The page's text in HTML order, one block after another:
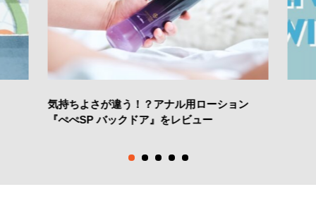
気持ちよさが違う！？アナル用ローション
『ぺぺSP バックドア』をレビュー